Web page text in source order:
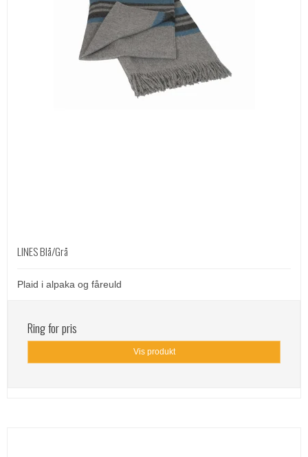
LINES Blå/Grå
Plaid i alpaka og fåreuld
Ring for pris
Vis produkt